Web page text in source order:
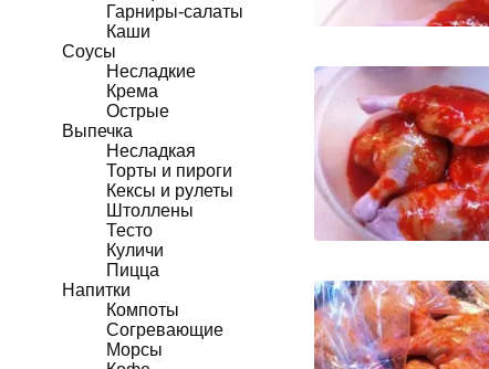
Гарниры-салаты
Каши
Соусы
Несладкие
Крема
Острые
Выпечка
Несладкая
Торты и пироги
Кексы и рулеты
Штоллены
Тесто
Куличи
Пицца
Напитки
Компоты
Согревающие
Морсы